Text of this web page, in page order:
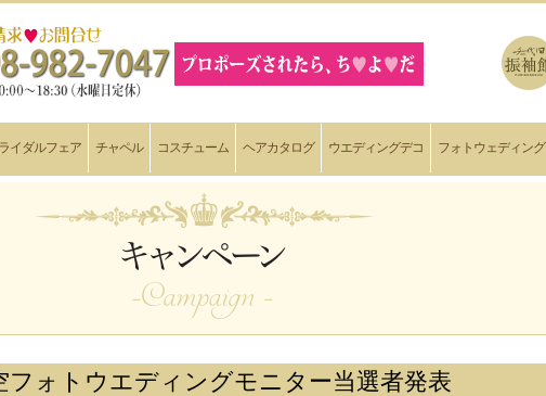
イダルフェア チャペル コスチューム ヘアカタログ ウエディングデコ フォトウェディング
フォトウエディングモニター当選者発表